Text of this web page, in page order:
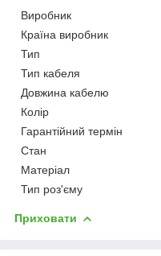
Виробник
Країна виробник
Тип
Тип кабеля
Довжина кабелю
Колір
Гарантійний термін
Стан
Матеріал
Тип роз'єму
Приховати